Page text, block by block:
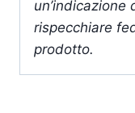
rispecchiare
prodotto.